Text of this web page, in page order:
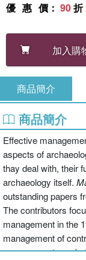
優惠價 ： 90折
加入購
商品簡介
商品簡介
Effective
aspects of
thay deal with, their
archaeology itself.
outstanding papers
The contributors
management in the
management of
management,